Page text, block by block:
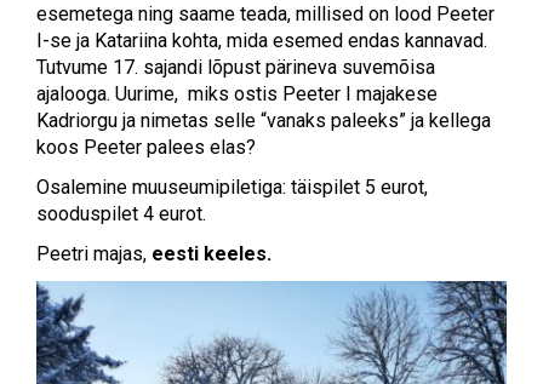
esemetega ning saame teada, millised on lood Peeter
I-se ja Katariina kohta, mida esemed endas kannavad.
Tutvume 17. sajandi lõpust pärineva suvemõisa
ajalooga. Uurime, miks ostis Peeter I majakese
Kadriorgu ja nimetas selle “vanaks paleeks” ja kellega
koos Peeter palees elas?
Osalemine muuseumipiletiga: täispilet 5 eurot,
sooduspilet 4 eurot.
Peetri majas, eesti keeles.